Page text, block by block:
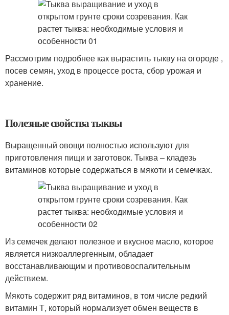
Рассмотрим подробнее как вырастить тыкву на огороде ,
посев семян, уход в процессе роста, сбор урожая и
хранение.
Полезные свойства тыквы
Выращенный овощи полностью используют для
приготовления пищи и заготовок. Тыква – кладезь
витаминов которые содержаться в мякоти и семечках.
Из семечек делают полезное и вкусное масло, которое
является низкоаллергенным, обладает
восстанавливающим и противовоспалительным
действием.
Мякоть содержит ряд витаминов, в том числе редкий
витамин Т, который нормализует обмен веществ в